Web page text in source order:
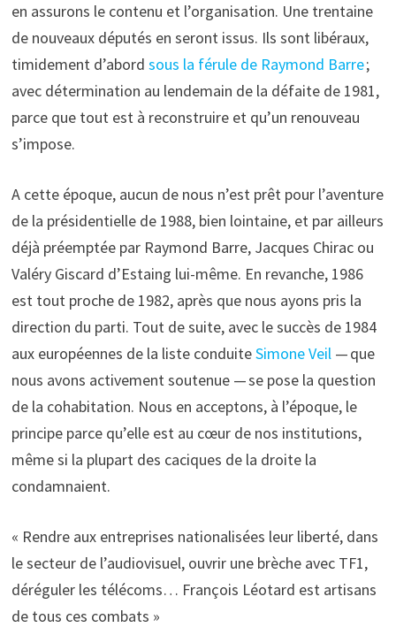
en assurons le contenu et l’organisation. Une trentaine
de nouveaux députés en seront issus. Ils sont libéraux,
timidement d’abord sous la férule de Raymond Barre;
avec détermination au lendemain de la défaite de 1981,
parce que tout est à reconstruire et qu’un renouveau
s’impose.
A cette époque, aucun de nous n’est prêt pour l’aventure
de la présidentielle de 1988, bien lointaine, et par ailleurs
déjà préemptée par Raymond Barre, Jacques Chirac ou
Valéry Giscard d’Estaing lui-même. En revanche, 1986
est tout proche de 1982, après que nous ayons pris la
direction du parti. Tout de suite, avec le succès de 1984
aux européennes de la liste conduiteSimone Veil— que
nous avons activement soutenue — se pose la question
de la cohabitation. Nous en acceptons, à l’époque, le
principe parce qu’elle est au cœur de nos institutions,
même si la plupart des caciques de la droite la
condamnaient.
« Rendre aux entreprises nationalisées leur liberté, dans
le secteur de l’audiovisuel, ouvrir une brèche avec TF1,
déréguler les télécoms… François Léotard est artisans
de tous ces combats »